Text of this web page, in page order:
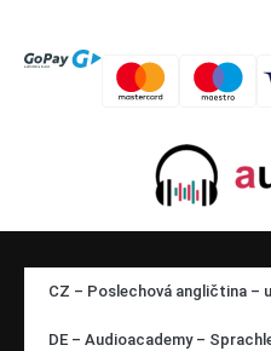
CZ – Poslechová angličtina –
DE – Audioacademy –